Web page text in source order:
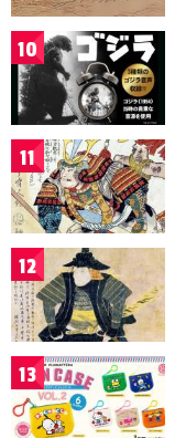
10
11
12
13